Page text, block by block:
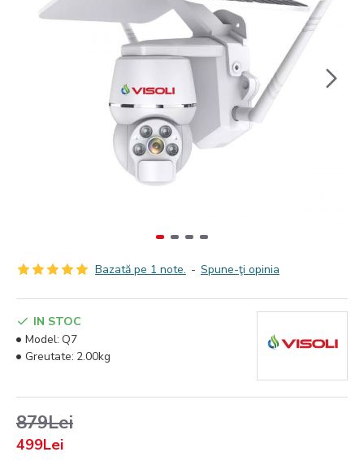
Bazată pe 1 note. - Spune-ţi opinia
499Lei
879Lei
IN STOC
Model: Q7
Greutate: 2.00kg